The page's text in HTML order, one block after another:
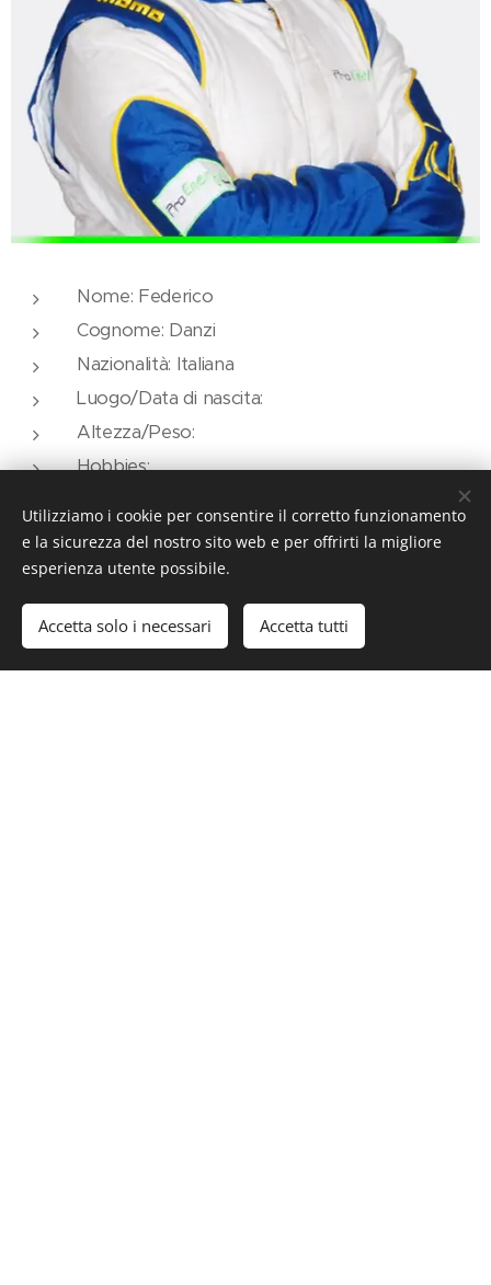
Nome: Federico
Cognome: Danzi
Nazionalità: Italiana
Luogo/Data di nascita:
Altezza/Peso:
Hobbies:
Esordio: Rally Due Valli 2019
Miglior piazzamento:
Piloti navigati: Luca Muraro - Daniele Carcereri
Auto: Peugeot 106 - Peugeot 205 Rally
Utilizziamo i cookie per consentire il corretto funzionamento
e la sicurezza del nostro sito web e per offrirti la migliore
esperienza utente possibile.
Accetta solo i necessari Accetta tutti